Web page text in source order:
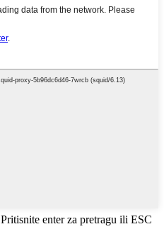
Pritisnite enter za pretragu ili ESC